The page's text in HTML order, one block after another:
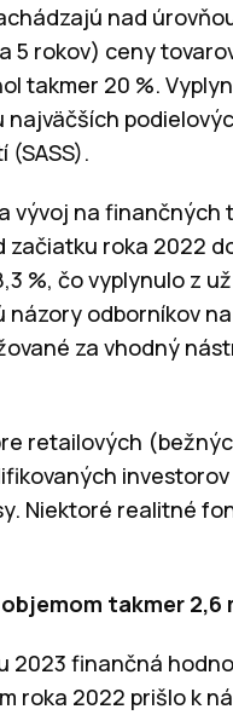
nad
5 rokov) ceny
takmer 20 %.
najväčších
(SASS).
vývoj na
roka 2022
%, čo vyplynulo z
odborníkov
za vhodný
retailových
Niektoré realitné
takmer 2,6
2023 finančná
roka 2022 prišlo k